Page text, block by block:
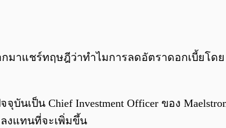
มาแชร์ทฤษฎีว่าทำไมการลดอัตราดอกเบี้ยโดย
เป็น Chief Investment Officer ของ
งแทนที่จะเพิ่มขึ้น